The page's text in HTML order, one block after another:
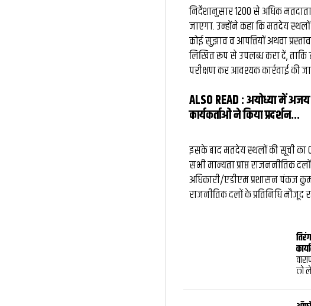
निर्देशानुसार 1200 से अधिक
जाएगा. उन्होंने कहा कि मतदेय
कोई सुझाव व आपत्तियों अथवा
लिखित रूप से उपलब्ध करा दें, ताकि
परीक्षण कर आवश्यक कार्रवाई की
ALSO READ :अयोध्या में अजय
कार्यकर्ताओं ने किया प्रदर्शन...
इसके बाद मतदेय स्थलों की सूची का
सभी मान्यता प्राप्त राजननीतिक
अधिकारी/एडीएम प्रशासन पंकज
राजनीतिक दलों के प्रतिनिधि मौजूद
को